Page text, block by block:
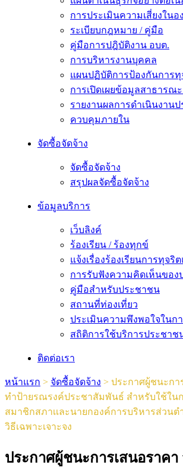
การประเมินความเสี่ยงในอ
ระเบียบกฎหมาย / คู่มือ
คู่มือการปฎิบัติงาน อบต.
การบริหารงานบุคคล
แผนปฏิบัติการป้องกันการทุ
การเปิดเผยข้อมูลสาธารณ
รายงานผลการดำเนินงานป
ควบคุมภายใน
จัดซื้อจัดจ้าง
จัดซื้อจัดจ้าง
สรุปผลจัดซื้อจัดจ้าง
ข้อมูลบริการ
เว็บลิงค์
ร้องเรียน / ร้องทุกข์
แจ้งเรื่องร้องเรียนการทุจ
การรับฟังความคิดเห็นของ
คู่มือสำหรับประชาชน
สถานที่ท่องเที่ยว
ประเมินความพึงพอใจในก
สถิติการใช้บริการประชาช
ติดต่อเรา
หน้าแรก > จัดซื้อจัดจ้าง > ประกาศผู้ชนะกา
ทำป้ายรณรงค์ประชาสัมพันธ์ สำหรับใช้ในก
สมาชิกสภาเเละนายกองค์การบริหารส่วนต
วิธีเฉพาะเจาะจง
ประกาศผู้ชนะการเสนอราคา